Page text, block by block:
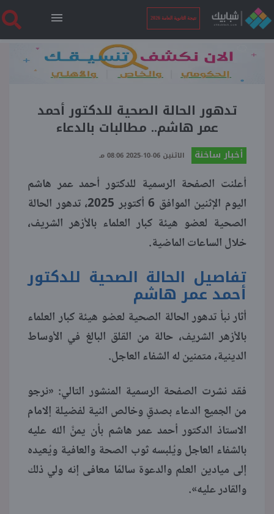
نتيجة الثانوية العامة 2026
الرئيسية
نتيجة الثانوية العامة 2026
فنجان قهوة
بوابة الطلبة
منوعات
تدهور الحالة الصحية للدكتور أحمد
عمر هاشم.. مطالبات بالدعاء
أخبار ساخنة الاثنين 06-10-2025 08:06 مـ
أعلنت الصفحة الرسمية للدكتور أحمد عمر هاشم
اليوم الإثنين الموافق 6 أكتوبر 2025، تدهور الحالة
الصحية لعضو هيئة كبار العلماء بالأزهر الشريف،
خلال الساعات الماضية.
تفاصيل الحالة الصحية للدكتور
أحمد عمر هاشم
أثار نبأ تدهور الحالة الصحية لعضو هيئة كبار العلماء
بالأزهر الشريف، حالة من القلق البالغ في الأوساط
الدينية، متمنين له الشفاء العاجل.
فقد نشرت الصفحة الرسمية المنشور التالي: «نرجو
من الجميع الدعاء بصدقٍ وخالص النية لفضيلة إلامام
الاستاذ الدكتور أحمد عمر هاشم بأن يمنَّ الله عليه
بالشفاء العاجل ويُلبسه ثوب الصحة والعافية ويُعيده
إلى ميادين العلم والدعوة سالمًا معافى إنه ولي ذلك
والقادر عليه».